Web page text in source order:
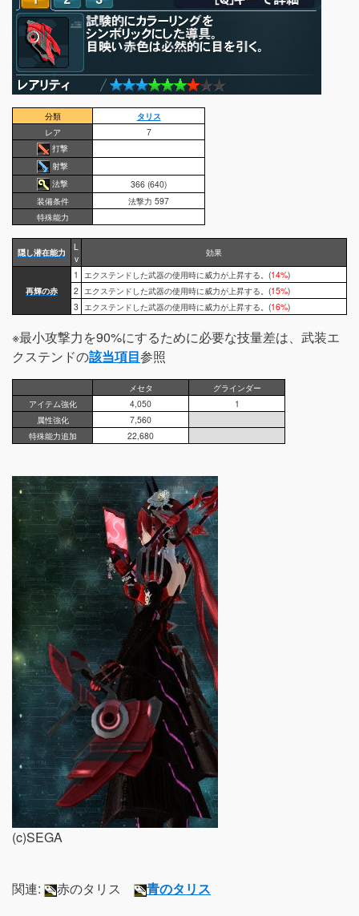
分類
タリス
レア
7
打撃
射撃
法撃
366 (640)
装備条件
法撃力 597
特殊能力
隠し潜在能力
L
v
効果
再輝の赤
1 エクステンドした武器の使用時に威力が上昇する。(14%)
2 エクステンドした武器の使用時に威力が上昇する。(15%)
3 エクステンドした武器の使用時に威力が上昇する。(16%)
※最小攻撃力を90%にするために必要な技量差は、武装エ
クステンドの該当項目参照
メセタ
グラインダー
アイテム強化
4,050
1
属性強化
7,560
特殊能力追加
22,680
(c)SEGA
関連: 赤のタリス 青のタリス